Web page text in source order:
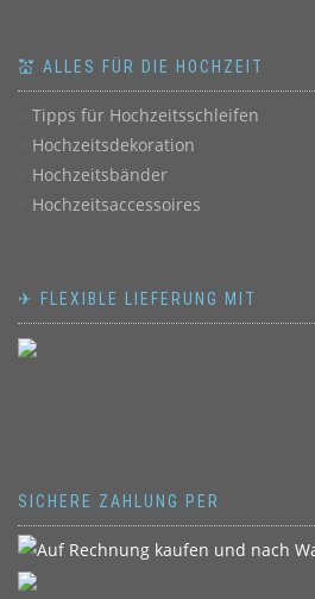
💒 ALLES FÜR DIE HOCHZEIT
Tipps für Hochzeitsschleifen
Hochzeitsdekoration
Hochzeitsbänder
Hochzeitsaccessoires
✈ FLEXIBLE LIEFERUNG MIT
SICHERE ZAHLUNG PER